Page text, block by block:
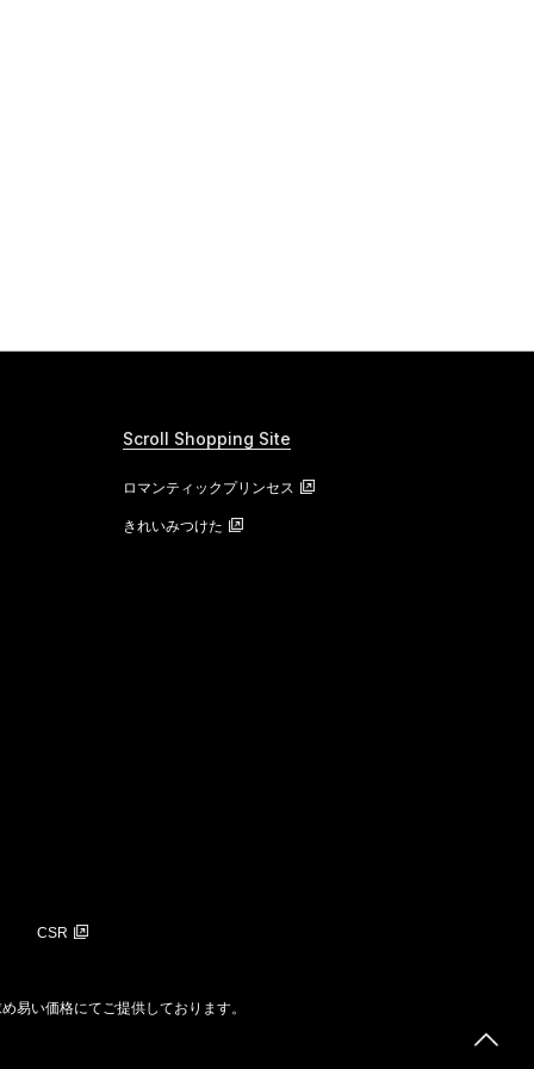
Scroll Shopping Site
ロマンティックプリンセス
きれいみつけた
CSR
易い価格にてご提供しております。